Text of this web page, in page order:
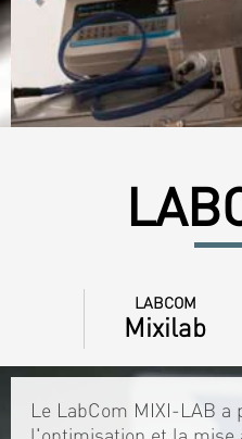
LABCOM
Mixilab
Le LabCom MIXI-LAB a